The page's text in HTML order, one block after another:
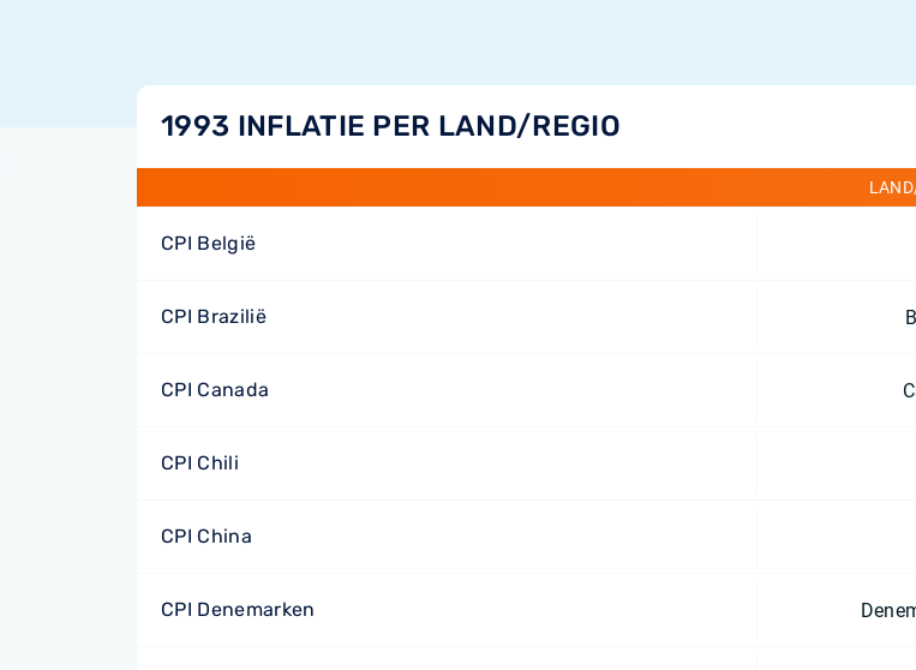
1993 INFLATIE PER LAND/REGIO
CPI België
CPI Brazilië
CPI Canada
CPI Chili
CPI China
CPI Denemarken